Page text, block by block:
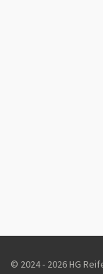
© 2024 - 2026 HG